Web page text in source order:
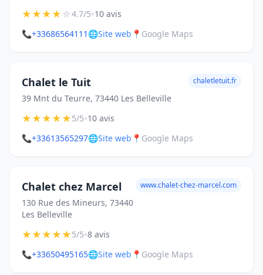
★★★★☆4.7/5•10 avis
📞+33686564111 🌐Site web 📍 Google Maps
Chalet le Tuit
39 Mnt du Teurre, 73440 Les Belleville
chaletletuit.fr
★★★★★5/5•10 avis
📞+33613565297🌐Site web 📍 Google Maps
Chalet chez Marcel
130 Rue des Mineurs, 73440
Les Belleville
www.chalet-chez-marcel.com
★★★★★5/5•8 avis
📞+33650495165🌐Site web 📍 Google Maps